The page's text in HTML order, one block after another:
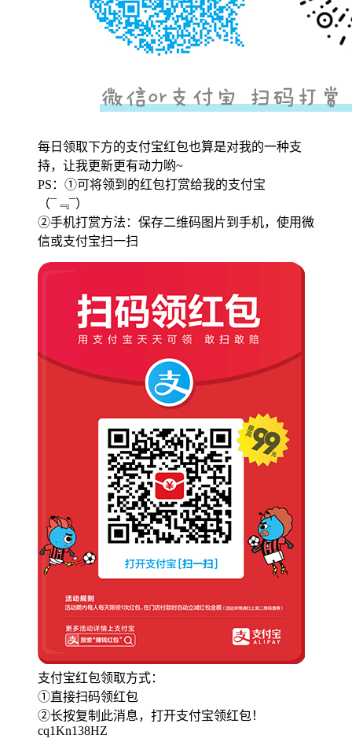
每日领取下方的支付宝红包也算是对我的一种支
持，让我更新更有动力哟~
PS：①可将领到的红包打赏给我的支付宝
（¯﹃¯）
②手机打赏方法：保存二维码图片到手机，使用微
信或支付宝扫一扫
支付宝红包领取方式：
①直接扫码领红包
②长按复制此消息，打开支付宝领红包！
cq1Kn138HZ